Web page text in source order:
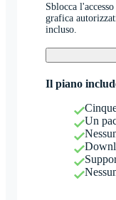
Sblocca
grafica
incluso.
Il piano
Un